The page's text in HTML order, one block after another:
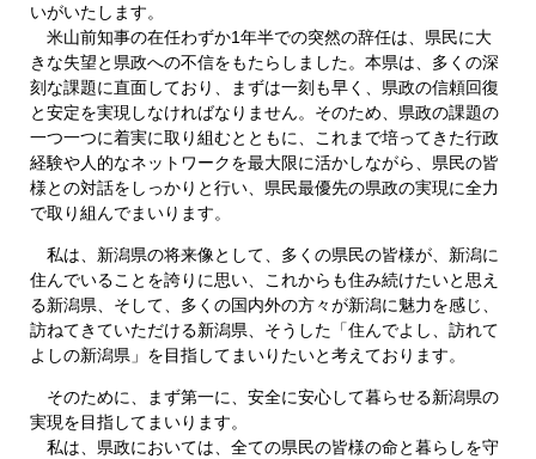
いがいたします。
米山前知事の在任わずか1年半での突然の辞任は、県民に大
きな失望と県政への不信をもたらしました。本県は、多くの深
刻な課題に直面しており、まずは一刻も早く、県政の信頼回復
と安定を実現しなければなりません。そのため、県政の課題の
一つ一つに着実に取り組むとともに、これまで培ってきた行政
経験や人的なネットワークを最大限に活かしながら、県民の皆
様との対話をしっかりと行い、県民最優先の県政の実現に全力
で取り組んでまいります。
私は、新潟県の将来像として、多くの県民の皆様が、新潟に
住んでいることを誇りに思い、これからも住み続けたいと思え
る新潟県、そして、多くの国内外の方々が新潟に魅力を感じ、
訪ねてきていただける新潟県、そうした「住んでよし、訪れて
よしの新潟県」を目指してまいりたいと考えております。
そのために、まず第一に、安全に安心して暮らせる新潟県の
実現を目指してまいります。
私は、県政においては、全ての県民の皆様の命と暮らしを守